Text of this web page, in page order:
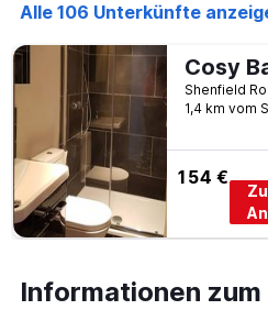
Alle 106 Unterkünfte
1,4 km vom
154 €
Informationen